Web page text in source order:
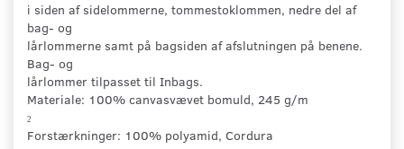
i siden af sidelommerne, tommestoklommen, nedre del af
bag- og
lårlommerne samt på bagsiden af afslutningen på benene.
Bag- og
lårlommer tilpasset til Inbags.
Materiale: 100% canvasvævet bomuld, 245 g/m
2
Forstærkninger: 100% polyamid, Cordura